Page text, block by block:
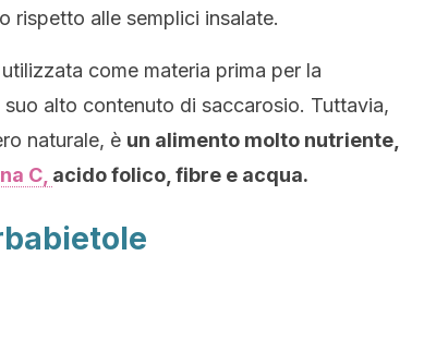
rispetto alle semplici insalate.
come materia prima per la
alto contenuto di saccarosio. Tuttavia,
naturale, è un alimento molto nutriente,
C, acido folico, fibre e acqua.